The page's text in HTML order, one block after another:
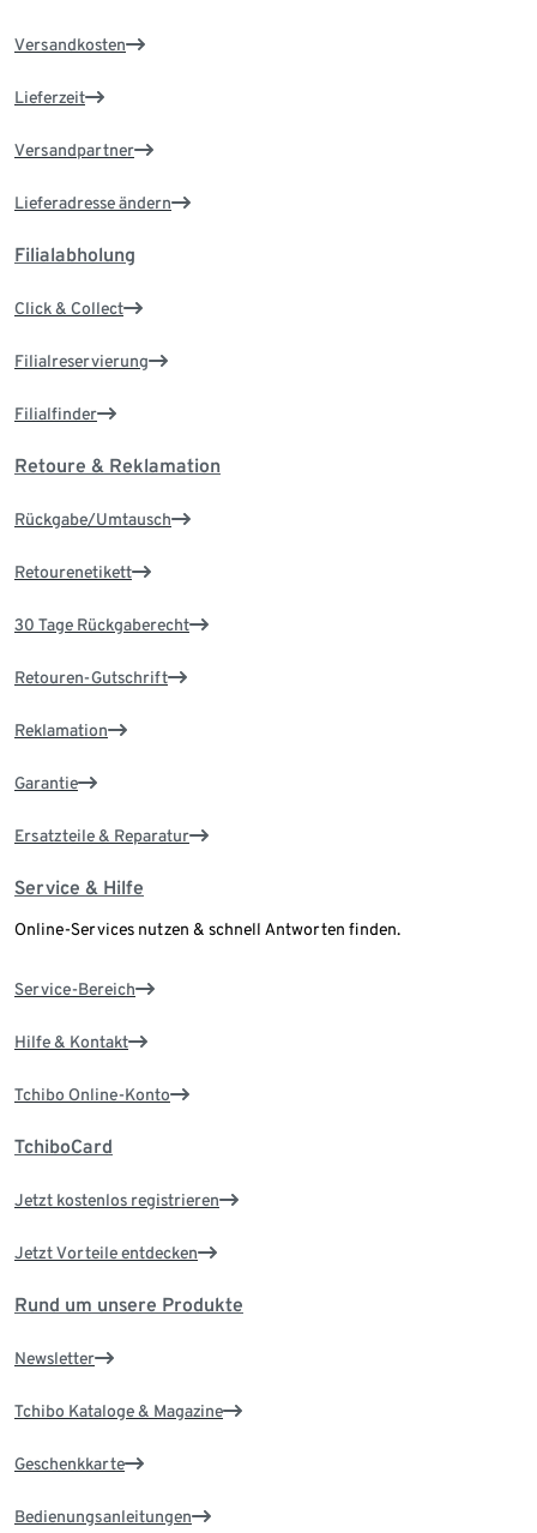
Versandkosten
Lieferzeit
Versandpartner
Lieferadresse ändern
Filialabholung
Click & Collect
Filialreservierung
Filialfinder
Retoure & Reklamation
Rückgabe/Umtausch
Retourenetikett
30 Tage Rückgaberecht
Retouren-Gutschrift
Reklamation
Garantie
Ersatzteile & Reparatur
Service & Hilfe
Online-Services nutzen & schnell Antworten finden.
Service-Bereich
Hilfe & Kontakt
Tchibo Online-Konto
TchiboCard
Jetzt kostenlos registrieren
Jetzt Vorteile entdecken
Rund um unsere Produkte
Newsletter
Tchibo Kataloge & Magazine
Geschenkkarte
Bedienungsanleitungen